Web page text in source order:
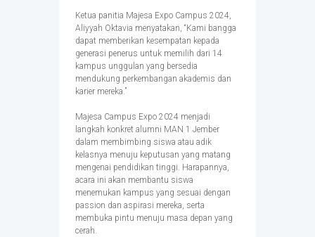
Ketua panitia Majesa Expo Campus 2024,
Aliyyah Oktavia menyatakan, “Kami bangga
dapat memberikan kesempatan kepada
generasi penerus untuk memilih dari 14
kampus unggulan yang bersedia
mendukung perkembangan akademis dan
karier mereka.”
Majesa Campus Expo 2024 menjadi
langkah konkret alumni MAN 1 Jember
dalam membimbing siswa atau adik
kelasnya menuju keputusan yang matang
mengenai pendidikan tinggi. Harapannya,
acara ini akan membantu siswa
menemukan kampus yang sesuai dengan
passion dan aspirasi mereka, serta
membuka pintu menuju masa depan yang
cerah.